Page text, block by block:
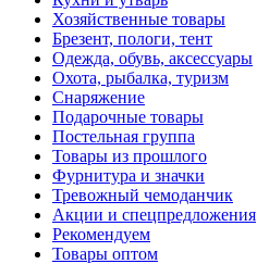
Хозяйственные товары
Брезент, пологи, тент
Одежда, обувь, аксессуары
Охота, рыбалка, туризм
Снаряжение
Подарочные товары
Постельная группа
Товары из прошлого
Фурнитура и значки
Тревожный чемоданчик
Акции и спецпредложения
Рекомендуем
Товары оптом